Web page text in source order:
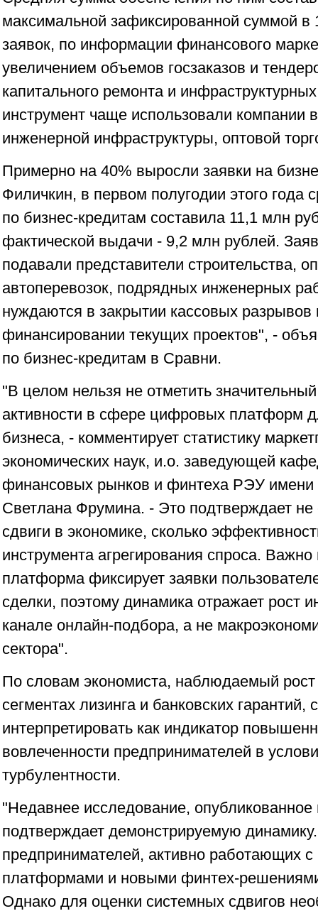
максимальной зафиксированной суммой в
заявок, по информации финансового
увеличением объемов госзаказов и
капитального ремонта и
инструмент чаще использовали компании
инженерной инфраструктуры, оптовой
Примерно на 40% выросли заявки на
Филичкин, в первом полугодии этого года
по бизнес-кредитам составила 11,1 млн
фактической выдачи - 9,2 млн рублей.
подавали представители строительства,
автоперевозок, подрядных инженерных
нуждаются в закрытии кассовых
финансировании текущих проектов", -
по бизнес-кредитам в Сравни.
"В целом нельзя не отметить
активности в сфере цифровых платформ
бизнеса, - комментирует статистику
экономических наук, и.о. заведующей
финансовых рынков и финтеха РЭУ имени
Светлана Фрумина. - Это подтверждает не
сдвиги в экономике, сколько
инструмента агрегирования спроса. Важно
платформа фиксирует заявки
сделки, поэтому динамика отражает рост
канале онлайн-подбора, а не
сектора".
По словам экономиста, наблюдаемый рост
сегментах лизинга и банковских гарантий,
интерпретировать как индикатор
вовлеченности предпринимателей в
турбулентности.
"Недавнее исследование, опубликованное
подтверждает демонстрируемую
предпринимателей, активно работающих
платформами и новыми финтех-
Однако для оценки системных сдвигов